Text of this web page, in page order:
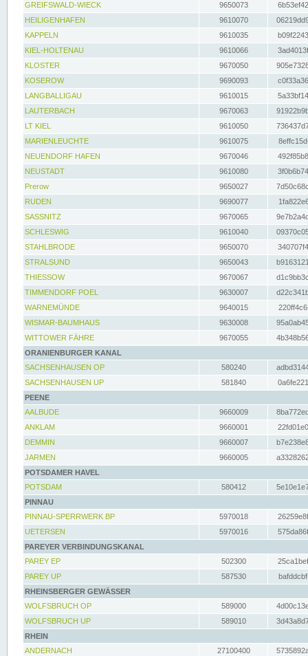
GREIFSWALD-WIECK
9650073
HEILIGENHAFEN
9610070
KAPPELN
9610035
KIEL-HOLTENAU
9610066
KLOSTER
9670050
KOSEROW
9690093
LANGBALLIGAU
9610015
LAUTERBACH
9670063
LT KIEL
9610050
MARIENLEUCHTE
9610075
NEUENDORF HAFEN
9670046
NEUSTADT
9610080
Prerow
9650027
RUDEN
9690077
SASSNITZ
9670065
SCHLESWIG
9610040
STAHLBRODE
9650070
STRALSUND
9650043
THIESSOW
9670067
TIMMENDORF POEL
9630007
WARNEMÜNDE
9640015
WISMAR-BAUMHAUS
9630008
WITTOWER FÄHRE
9670055
ORANIENBURGER KANAL
SACHSENHAUSEN OP
580240
SACHSENHAUSEN UP
581840
PEENE
AALBUDE
9660009
ANKLAM
9660001
DEMMIN
9660007
JARMEN
9660005
POTSDAMER HAVEL
POTSDAM
580412
PINNAU
PINNAU-SPERRWERK BP
5970018
UETERSEN
5970016
PAREYER VERBINDUNGSKANAL
PAREY EP
502300
PAREY UP
587530
RHEINSBERGER GEWÄSSER
WOLFSBRUCH OP
589000
WOLFSBRUCH UP
589010
RHEIN
ANDERNACH
27100400